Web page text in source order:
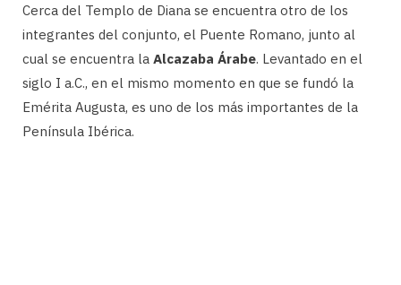
Cerca del Templo de Diana se encuentra otro de los
integrantes del conjunto, el Puente Romano, junto al
cual se encuentra la Alcazaba Árabe. Levantado en el
siglo I a.C., en el mismo momento en que se fundó la
Emérita Augusta, es uno de los más importantes de la
Península Ibérica.